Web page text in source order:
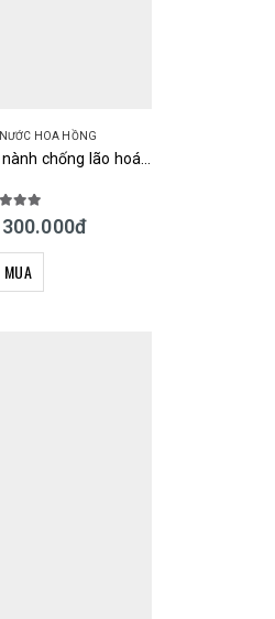
NƯỚC HOA HỒNG
Nước hoa hồng đậu nành chống lão hoá Sana Nameraka Honpo Wrinkle Lotion N Nhật
out of 5
300.000đ
MUA